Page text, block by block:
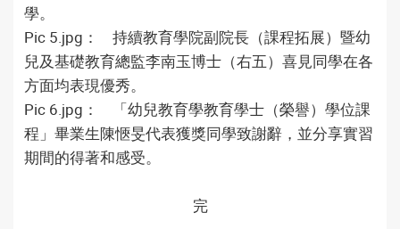
學。
Pic 5.jpg： 持續教育學院副院長（課程拓展）暨幼
兒及基礎教育總監李南玉博士（右五）喜見同學在各
方面均表現優秀。
Pic 6.jpg： 「幼兒教育學教育學士（榮譽）學位課
程」畢業生陳愜旻代表獲獎同學致謝辭，並分享實習
期間的得著和感受。
完